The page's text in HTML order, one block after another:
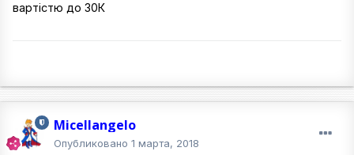
вартістю до 30К
Micellangelo
Опубликовано 1 марта, 2018